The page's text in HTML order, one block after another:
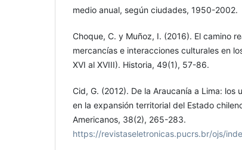
medio anual, según ciudades, 1950-2002.
Choque, C. y Muñoz, I. (2016). El camino
mercancías e interacciones culturales en
XVI al XVIII). Historia, 49(1), 57-86.
Cid, G. (2012). De la Araucanía a Lima:
en la expansión territorial del Estado
Americanos, 38(2), 265-283.
https://revistaseletronicas.pucrs.br/ojs/